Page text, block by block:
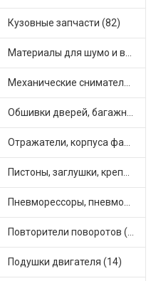
Кузовные запчасти (82)
Материалы для шумо и виброизоляции (1)
Механические сниматели (1)
Обшивки дверей, багажника, потолков, накладки салона (36)
Отражатели, корпуса фар и фонарей (1)
Пистоны, заглушки, крепежные элементы (12)
Пневморессоры, пневмоподушки (1)
Повторители поворотов (10)
Подушки двигателя (14)